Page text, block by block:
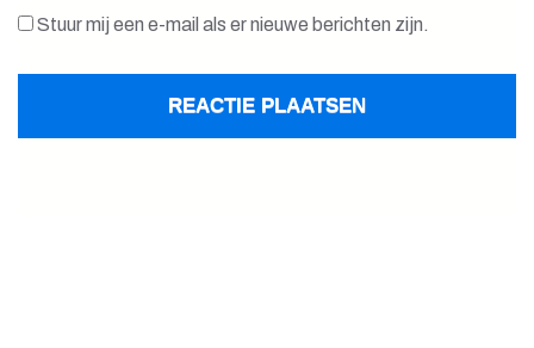
Stuur mij een e-mail als er nieuwe berichten zijn.